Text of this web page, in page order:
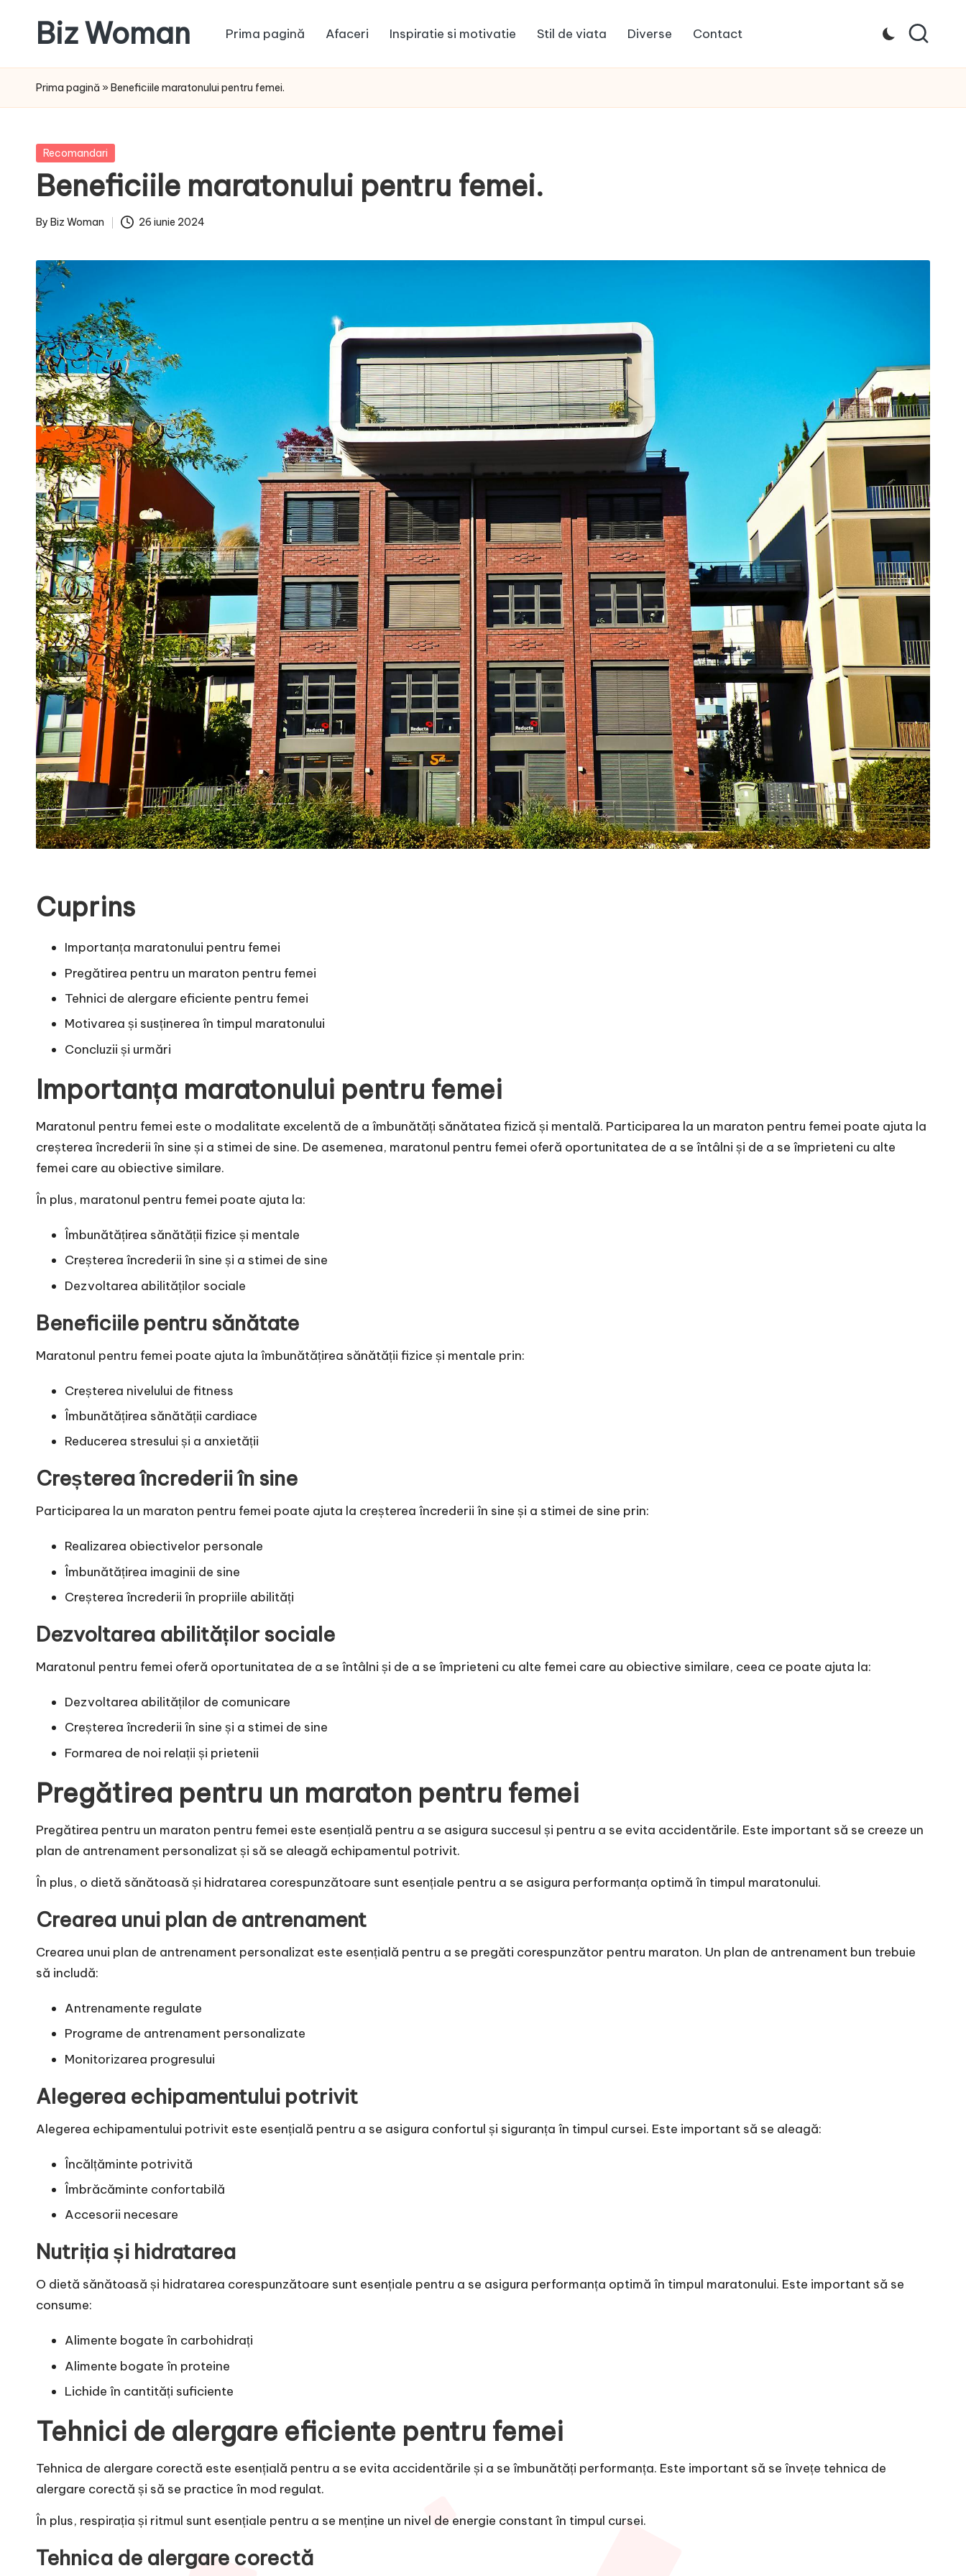
content
Biz Woman
ta,
succesul
Prima pagină Afaceri Inspiratie si motivatie Stil de viata Diverse Contact
Prima pagină » Beneficiile maratonului pentru femei.
Posted
Recomandari
Beneficiile maratonului pentru femei.
Posted
By Biz Woman 26 iunie 2024
Cuprins
Importanța maratonului pentru femei
Pregătirea pentru un maraton pentru femei
Tehnici de alergare eficiente pentru femei
Motivarea și susținerea în timpul maratonului
Concluzii și urmări
Importanța maratonului pentru femei
Maratonul pentru femei este o modalitate excelentă de a îmbunătăți sănătatea fizică și mentală. Participarea la un maraton pentru femei poate ajuta la
creșterea încrederii în sine și a stimei de sine. De asemenea, maratonul pentru femei oferă oportunitatea de a se întâlni și de a se împrieteni cu alte
femei care au obiective similare.
În plus, maratonul pentru femei poate ajuta la:
Îmbunătățirea sănătății fizice și mentale
Creșterea încrederii în sine și a stimei de sine
Dezvoltarea abilităților sociale
Beneficiile pentru sănătate
Maratonul pentru femei poate ajuta la îmbunătățirea sănătății fizice și mentale prin:
Creșterea nivelului de fitness
Îmbunătățirea sănătății cardiace
Reducerea stresului și a anxietății
Creșterea încrederii în sine
Participarea la un maraton pentru femei poate ajuta la creșterea încrederii în sine și a stimei de sine prin:
Realizarea obiectivelor personale
Îmbunătățirea imaginii de sine
Creșterea încrederii în propriile abilități
Dezvoltarea abilităților sociale
Maratonul pentru femei oferă oportunitatea de a se întâlni și de a se împrieteni cu alte femei care au obiective similare, ceea ce poate ajuta la:
Dezvoltarea abilităților de comunicare
Creșterea încrederii în sine și a stimei de sine
Formarea de noi relații și prietenii
Pregătirea pentru un maraton pentru femei
Pregătirea pentru un maraton pentru femei este esențială pentru a se asigura succesul și pentru a se evita accidentările. Este important să se creeze un
plan de antrenament personalizat și să se aleagă echipamentul potrivit.
În plus, o dietă sănătoasă și hidratarea corespunzătoare sunt esențiale pentru a se asigura performanța optimă în timpul maratonului.
Crearea unui plan de antrenament
Crearea unui plan de antrenament personalizat este esențială pentru a se pregăti corespunzător pentru maraton. Un plan de antrenament bun trebuie
să includă:
Antrenamente regulate
Programe de antrenament personalizate
Monitorizarea progresului
Alegerea echipamentului potrivit
Alegerea echipamentului potrivit este esențială pentru a se asigura confortul și siguranța în timpul cursei. Este important să se aleagă:
Încălțăminte potrivită
Îmbrăcăminte confortabilă
Accesorii necesare
Nutriția și hidratarea
O dietă sănătoasă și hidratarea corespunzătoare sunt esențiale pentru a se asigura performanța optimă în timpul maratonului. Este important să se
consume:
Alimente bogate în carbohidrați
Alimente bogate în proteine
Lichide în cantități suficiente
Tehnici de alergare eficiente pentru femei
Tehnica de alergare corectă este esențială pentru a se evita accidentările și a se îmbunătăți performanța. Este important să se învețe tehnica de
alergare corectă și să se practice în mod regulat.
În plus, respirația și ritmul sunt esențiale pentru a se menține un nivel de energie constant în timpul cursei.
Tehnica de alergare corectă